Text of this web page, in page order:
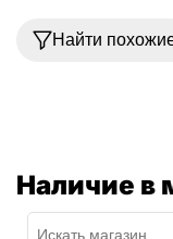
Найти
Наличие в